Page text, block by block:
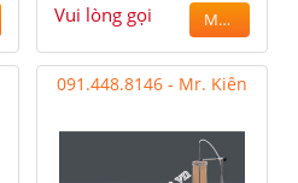
Vui lòng gọi MUA
091.448.8146 - Mr. Kiên